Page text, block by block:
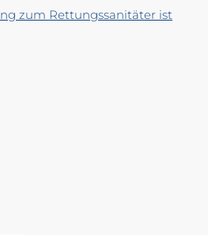
zum Rettungssanitäter ist